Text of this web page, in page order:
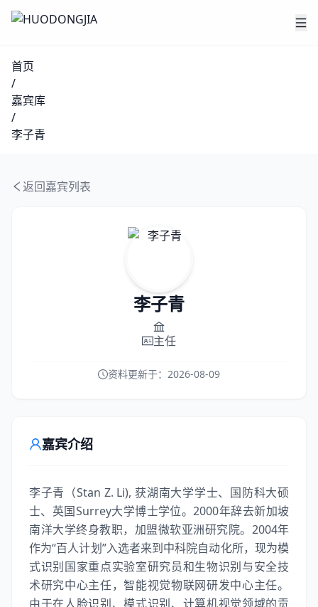
首页
/
嘉宾库
/
李子青
返回嘉宾列表
李子青
主任
资料更新于： 2026-08-09
嘉宾介绍
李子青（Stan Z. Li), 获湖南大学学士、国防科大硕
士、英国Surrey大学博士学位。2000年辞去新加坡
南洋大学终身教职，加盟微软亚洲研究院。2004年
作为“百人计划”入选者来到中科院自动化所，现为模
式识别国家重点实验室研究员和生物识别与安全技
术研究中心主任，智能视觉物联网研发中心主任。
由于在人脸识别、模式识别、计算机视觉领域的贡